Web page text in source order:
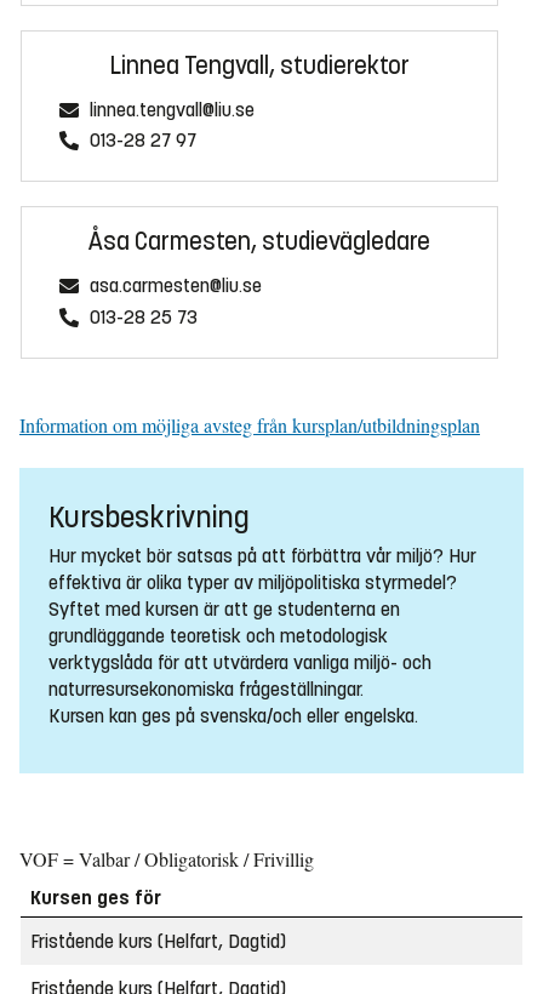
Linnea Tengvall, studierektor
linnea.tengvall@liu.se
013-28 27 97
Åsa Carmesten, studievägledare
asa.carmesten@liu.se
013-28 25 73
Information om möjliga avsteg från kursplan/utbildningsplan
Kursbeskrivning
Hur mycket bör satsas på att förbättra vår miljö? Hur
effektiva är olika typer av miljöpolitiska styrmedel?
Syftet med kursen är att ge studenterna en
grundläggande teoretisk och metodologisk
verktygslåda för att utvärdera vanliga miljö- och
naturresursekonomiska frågeställningar.
Kursen kan ges på svenska/och eller engelska.
VOF = Valbar / Obligatorisk / Frivillig
Kursen ges för
Fristående kurs (Helfart, Dagtid)
Fristående kurs (Helfart, Dagtid)